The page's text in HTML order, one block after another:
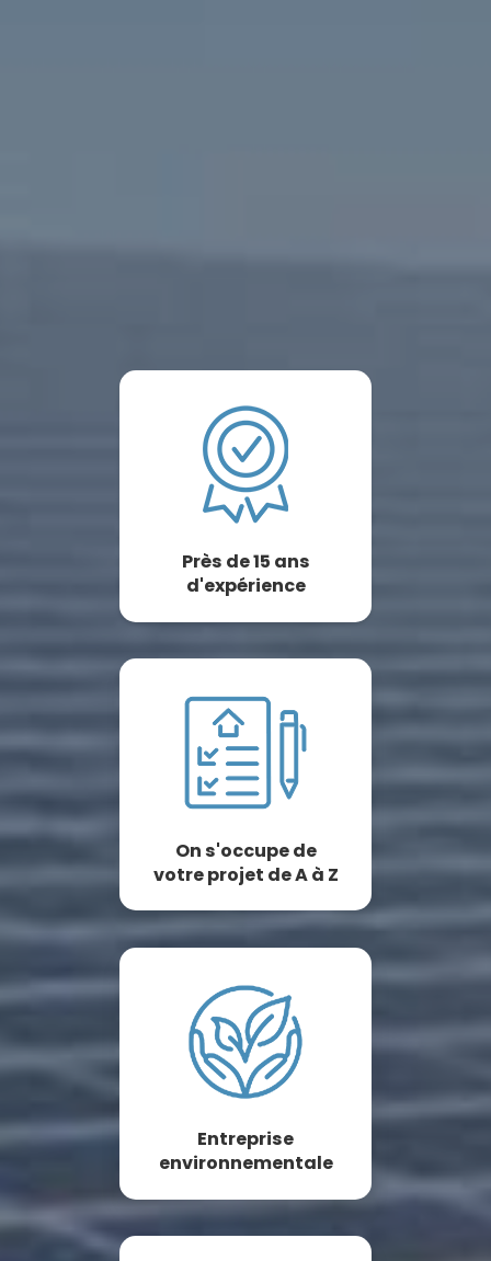
Près de 15 ans
d'expérience
On s'occupe de
votre projet de A à Z
Entreprise
environnementale